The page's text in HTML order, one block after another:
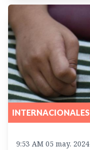
INTERNACIONALES
9:53 AM 05 may. 2024